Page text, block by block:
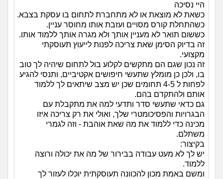
היי נסיכה
כשאת לא מוצאת או לא מתחברת לתחום בו עסקת בצבא.
כשהתחלת קורס מסויים ועזבת אותו מחוסר עניין.
כששום תואר לא מעניין אותך ולא מגרה אותך ללמוד אותו.
זה בדיוק הסימן שאת צריכה לפנות לייעוץ תעוסקתי
מקצועי.
זה נכון שגם הם מתקשים לקלוע בול לתחום שיהיה לך טוב
בו, ולכן כן מומלץ שתעשי חיפושים אקטיביים, ותנסי להגיע
לפחות ל 4-5 תחומים שכן יש מצב שיתאים לך ללמוד
אותם ולהתקדם בהם.
גם כדאי שתעשי סדר ותדעי למה את מתקבלת עם
הבגרויות והפסיכומטרי שלך, ואולי את רק צריכה איזו
מכינה כדי ללמוד את מה שאת אוהבת - וזה לגמרי
משתלם.
בקיצור:
יש לך לא מעט עבודה בבירור של מה את יכולה ורוצה
ללמוד.
ומשם באמת מכון להכוונה תעוסקתית יוכלו לעזור לך